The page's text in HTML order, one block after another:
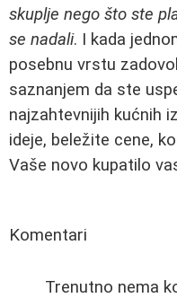
skuplje nego što ste
se nadali. I kada
posebnu vrstu
saznanjem da ste
najzahtevnijih kućnih
ideje, beležite cene,
Vaše novo kupatilo
Komentari
Trenutno nema